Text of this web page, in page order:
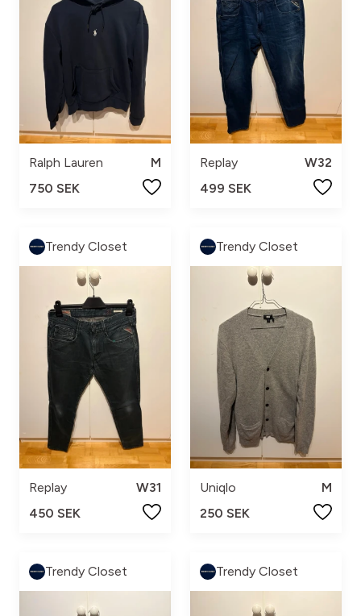
Ralph Lauren
M
750 SEK
Replay
W32
499 SEK
Trendy Closet
Replay
W31
450 SEK
Trendy Closet
Uniqlo
M
250 SEK
Trendy Closet Trendy Closet